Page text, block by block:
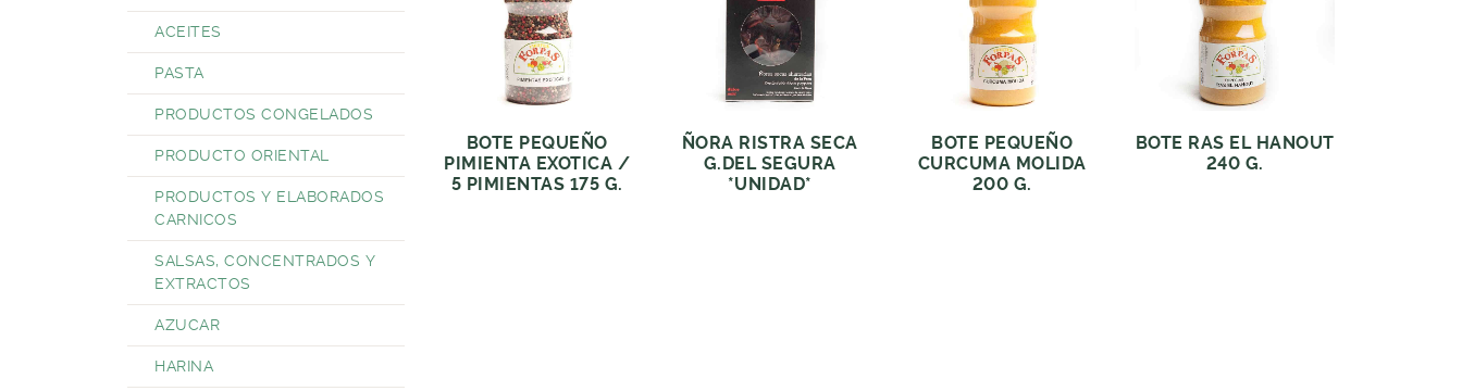
ACEITES
PASTA
PRODUCTOS CONGELADOS
PRODUCTO ORIENTAL
PRODUCTOS Y ELABORADOS
CARNICOS
SALSAS, CONCENTRADOS Y
EXTRACTOS
AZUCAR
HARINA
BOTE PEQUEÑO
PIMIENTA EXOTICA /
5 PIMIENTAS 175 G.
ÑORA RISTRA SECA
G.DEL SEGURA
*UNIDAD*
BOTE PEQUEÑO
CURCUMA MOLIDA
200 G.
BOTE RAS EL HANOUT
240 G.